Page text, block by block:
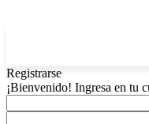
Registrarse
¡Bienvenido! Ingresa en tu